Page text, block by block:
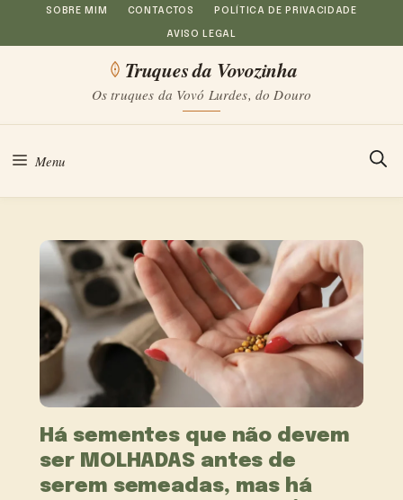
Saltar
para
conteúdo
SOBRE MIM CONTACTOS POLÍTICA DE PRIVACIDADE
AVISO LEGAL
Truques da Vovozinha
Os truques da Vovó Lurdes, do Douro
Menu
Há sementes que não devem
ser MOLHADAS antes de
serem semeadas, mas há